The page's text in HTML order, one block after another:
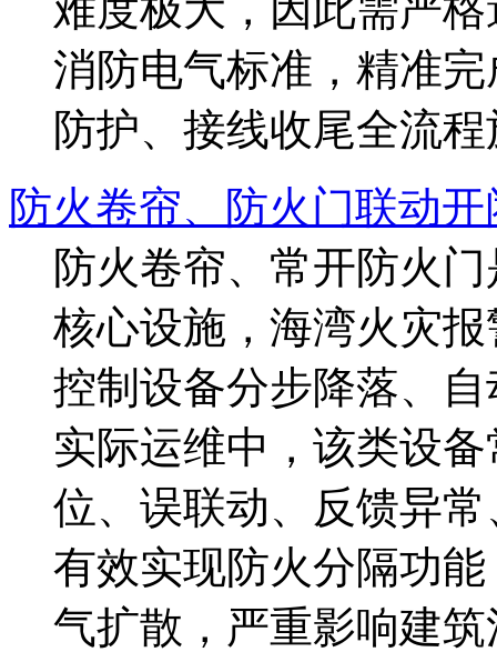
消防电气标准，精准
防护、接线收尾全流程
防火卷帘、防火门联动
防火卷帘、常开防火
核心设施，海湾火灾
控制设备分步降落、
实际运维中，该类设
位、误联动、反馈异
有效实现防火分隔功
气扩散，严重影响建筑